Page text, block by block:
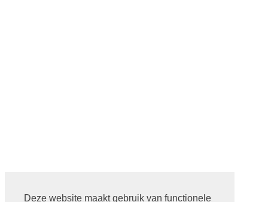
Deze website maakt gebruik van functionele